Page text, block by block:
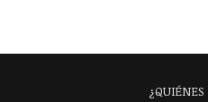
¿QUIÉNES